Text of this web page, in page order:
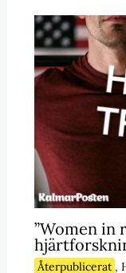
”Women in
Återpublicerat ,